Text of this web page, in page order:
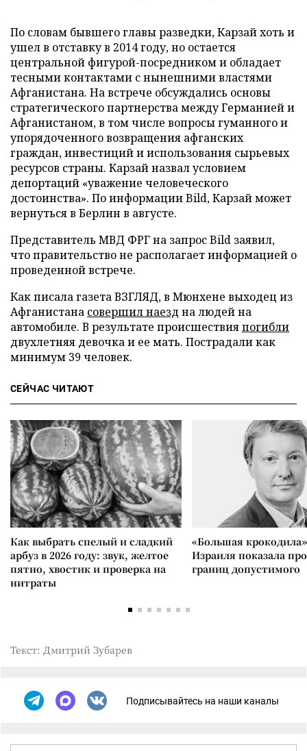
По словам бывшего главы разведки, Карзай хоть и
ушел в отставку в 2014 году, но остается
центральной фигурой-посредником и обладает
тесными контактами с нынешними властями
Афганистана. На встрече обсуждались основы
стратегического партнерства между Германией и
Афганистаном, в том числе вопросы гуманного и
упорядоченного возвращения афганских
граждан, инвестиций и использования сырьевых
ресурсов страны. Карзай назвал условием
депортаций «уважение человеческого
достоинства». По информации Bild, Карзай может
вернуться в Берлин в августе.
Представитель МВД ФРГ на запрос Bild заявил,
что правительство не располагает информацией о
проведенной встрече.
Как писала газета ВЗГЛЯД, в Мюнхене выходец из
Афганистана совершил наезд на людей на
автомобиле. В результате происшествияпогибли
двухлетняя девочка и ее мать. Пострадали как
минимум 39 человек.
СЕЙЧАС ЧИТАЮТ
Как выбрать спелый и сладкий
арбуз в 2026 году: звук, желтое
пятно, хвостик и проверка на
нитраты
«Большая
Израиля показала
границ допустимого
Текст: Дмитрий Зубарев
Подписывайтесь на наши каналы